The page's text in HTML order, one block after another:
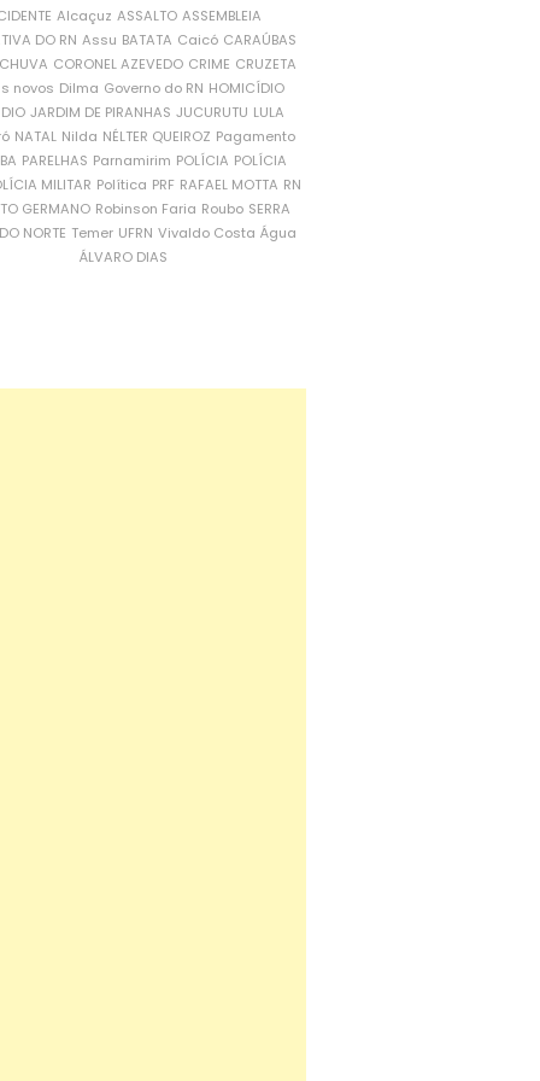
Alcaçuz ASSALTO ASSEMBLEIA
DO RN Assu BATATA Caicó CARAÚBAS
CORONEL AZEVEDO CRIME CRUZETA
novos Dilma Governo do RN HOMICÍDIO
JARDIM DE PIRANHAS JUCURUTU LULA
NATAL Nilda NÉLTER QUEIROZ Pagamento
PARELHAS Parnamirim POLÍCIA POLÍCIA
MILITAR Política PRF RAFAEL MOTTA RN
GERMANO Robinson Faria Roubo SERRA
NORTE Temer UFRN Vivaldo Costa Água
ÁLVARO DIAS